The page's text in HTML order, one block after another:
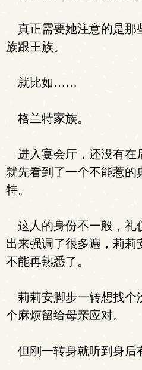
真正需要她注意的是那
族跟王族。
就比如……
格兰特家族。
进入宴会厅，还没有在
就先看到了一个不能惹的
特。
这人的身份不一般，礼
出来强调了很多遍，莉莉
不能再熟悉了。
莉莉安脚步一转想找个
个麻烦留给母亲应对。
但刚一转身就听到身后